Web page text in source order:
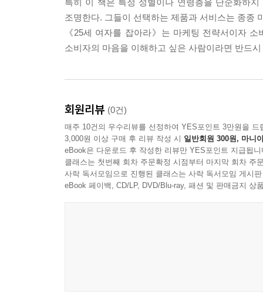
조명한다. 그들이 선택하는 제품과 서비스는 종종
《25세 여자를 잡아라》는 마케팅 전략서이자
소비자의 마음을 이해하고 싶은 사람이라면 반드
회원리뷰 (0건)
매주 10건의 우수리뷰를 선정하여 YES포인트 3만원을 드
3,000원 이상 구매 후 리뷰 작성 시 일반회원 300원, 마니
eBook은 다운로드 후 작성한 리뷰만 YES포인트 지급됩니
클래스는 첫번째 회차 주문확정 시점부터 마지막 회차 주
사락 독서모임으로 진행된 클래스는 사락 독서모임 게시
eBook 페이백, CD/LP, DVD/Blu-ray, 패션 및 판매금지 상